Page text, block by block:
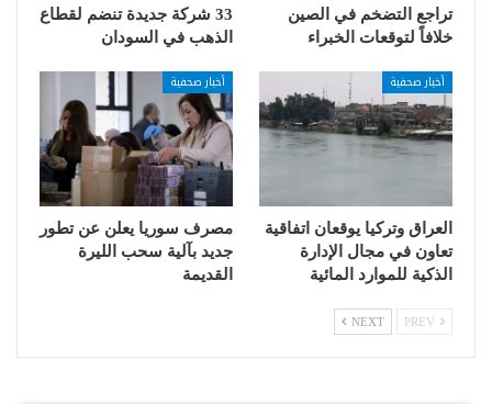
تراجع التضخم في الصين
خلافاً لتوقعات الخبراء
33 شركة جديدة تنضم لقطاع
الذهب في السودان
أخبار صحفية
العراق وتركيا يوقعان اتفاقية
تعاون في مجال الإدارة
الذكية للموارد المائية
أخبار صحفية
مصرف سوريا يعلن عن تطور
جديد بآلية سحب الليرة
القديمة
NEXT